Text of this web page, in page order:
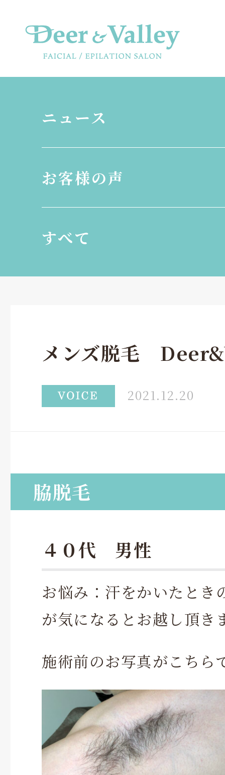
ニュース
お客様の声
すべて
メンズ脱毛
2021.12.20
脇脱毛
４０代 男性
お悩み：汗をかいたとき
が気になるとお越し頂き
施術前のお写真がこちら